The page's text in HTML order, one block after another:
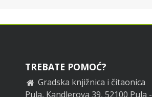
TREBATE POMOĆ?
Gradska knjižnica i čitaonica
Pula, Kandlerova 39, 52100 Pula -